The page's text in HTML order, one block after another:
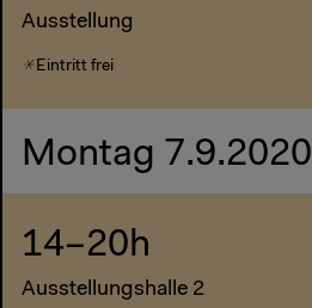
Ausstellung
Eintritt frei
Montag 7.9.2020
14–20h
Ausstellungshalle 2